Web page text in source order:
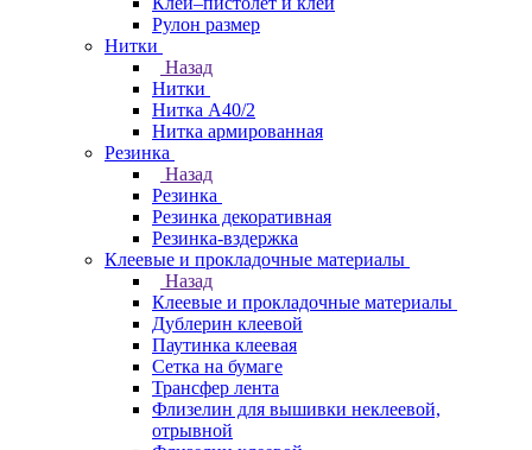
Рулон размер
Нитки
Назад
Нитки
Нитка А40/2
Нитка армированная
Резинка
Назад
Резинка
Резинка декоративная
Резинка-вздержка
Клеевые и прокладочные материалы
Назад
Клеевые и прокладочные материалы
Дублерин клеевой
Паутинка клеевая
Сетка на бумаге
Трансфер лента
Флизелин для вышивки неклеевой,
отрывной